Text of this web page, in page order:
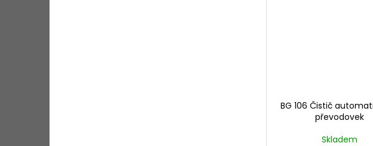
BG 106 Čistič
převodovek
Skladem